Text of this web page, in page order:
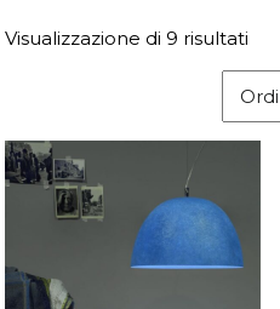
Visualizzazione di 9 risultati